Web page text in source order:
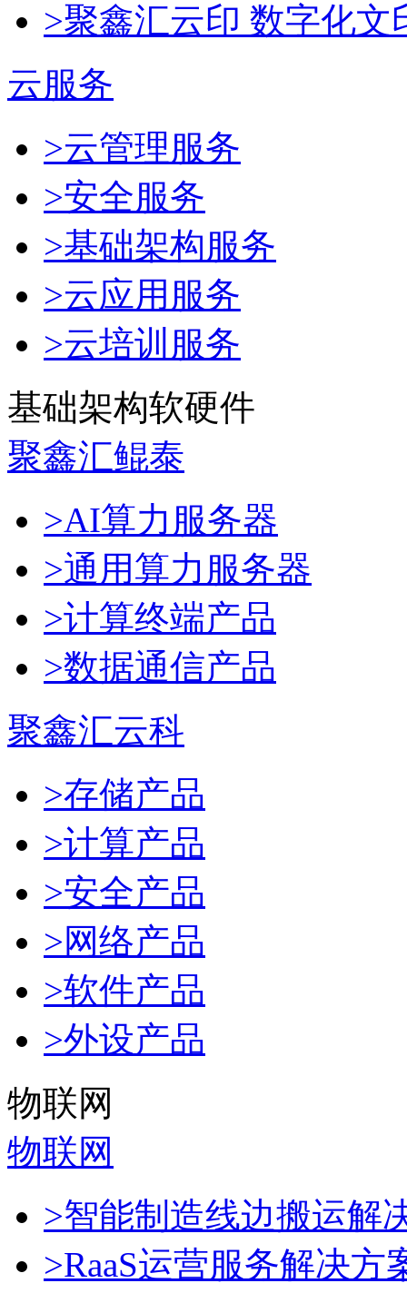
>聚鑫汇云印 数字化文
云服务
>云管理服务
>安全服务
>基础架构服务
>云应用服务
>云培训服务
基础架构软硬件
聚鑫汇鲲泰
>AI算力服务器
>通用算力服务器
>计算终端产品
>数据通信产品
聚鑫汇云科
>存储产品
>计算产品
>安全产品
>网络产品
>软件产品
>外设产品
物联网
物联网
>智能制造线边搬运解
>RaaS运营服务解决方